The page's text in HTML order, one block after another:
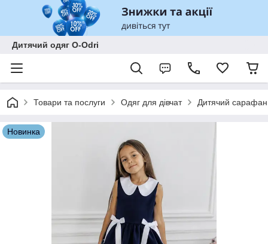
Дитячий одяг O-Odri
Товари та послуги Одяг для дівчат Дитячий сарафан
Новинка